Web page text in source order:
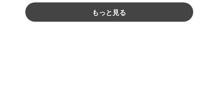
もっと見る